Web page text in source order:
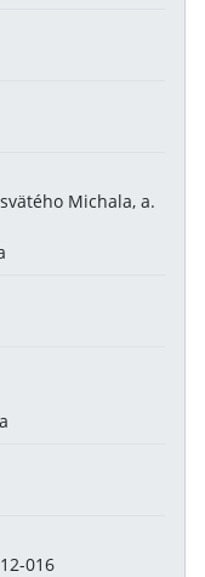
Michala, a.
016